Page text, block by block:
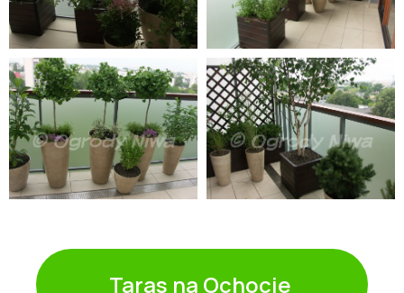
Taras na Ochocie ㅤ